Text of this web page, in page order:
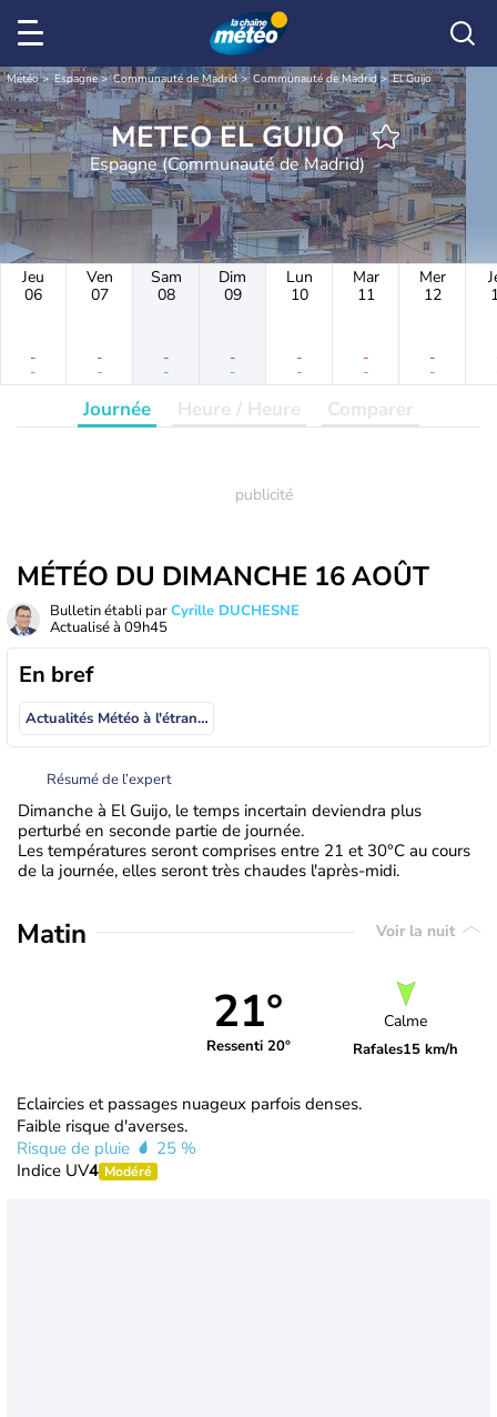
Météo Espagne Communauté de Madrid Communauté de Madrid El Guijo
METEO EL GUIJO
Espagne (Communauté de Madrid)
Jeu
06
-
-
Ven
07
-
-
Sam
08
-
-
Dim
09
-
-
Lun
10
-
-
Mar
11
-
-
Mer
12
-
-
Journée Heure / Heure Comparer
MÉTÉO DU DIMANCHE 16 AOÛT
Bulletin établi parCyrille DUCHESNE
Actualisé à 09h45
En bref
Actualités Météo à l'étranger
Résumé de l’expert
Dimanche à El Guijo, le temps incertain deviendra plus
perturbé en seconde partie de journée.
Les températures seront comprises entre 21 et 30°C au cours
de la journée, elles seront très chaudes l'après-midi.
Matin Voir la nuit
21°
Ressenti 20°
Calme
Rafales15 km/h
Eclaircies et passages nuageux parfois denses.
Faible risque d'averses.
Risque de pluie
25 %
Indice UV4 Modéré